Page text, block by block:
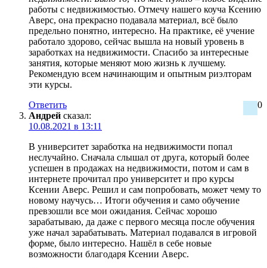
работы с недвижимостью. Отмечу нашего коуча Ксению
Аверс, она прекрасно подавала материал, всё было
предельно понятно, интересно. На практике, её учение
работало здорово, сейчас вышла на новый уровень в
заработках на недвижимости. Спасибо за интересные
занятия, которые меняют мою жизнь к лучшему.
Рекомендую всем начинающим и опытным риэлторам
эти курсы.
0
Ответить
Андрей сказал:
10.08.2021 в 13:11
В университет заработка на недвижимости попал
неслучайно. Сначала слышал от друга, который более
успешен в продажах на недвижимости, потом и сам в
интернете прочитал про университет и про курсы
Ксении Аверс. Решил и сам попробовать, может чему то
новому научусь… Итоги обучения и само обучение
превзошли все мои ожидания. Сейчас хорошо
зарабатываю, да даже с первого месяца после обучения
уже начал зарабатывать. Материал подавался в игровой
форме, было интересно. Нашёл в себе новые
возможности благодаря Ксении Аверс.